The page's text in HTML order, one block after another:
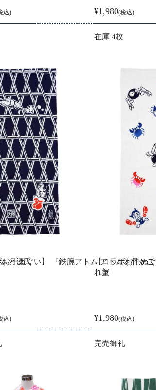
込) ¥1,980(税込)
在庫 4枚
と源氏
お手ぬぐい】 『鉄腕アトム アトムと竹かご
込)
【コラボお手ぬ
れ蟹
¥1,980(税込)
完売御礼